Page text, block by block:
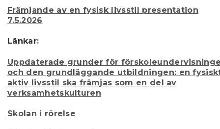
Främjande av en fysisk livsstil presentation
7.5.2026
Länkar:
Uppdaterade grunder för
och den grundläggande utbildningen: en
aktiv livsstil ska främjas som en del av
verksamhetskulturen
Skolan i rörelse